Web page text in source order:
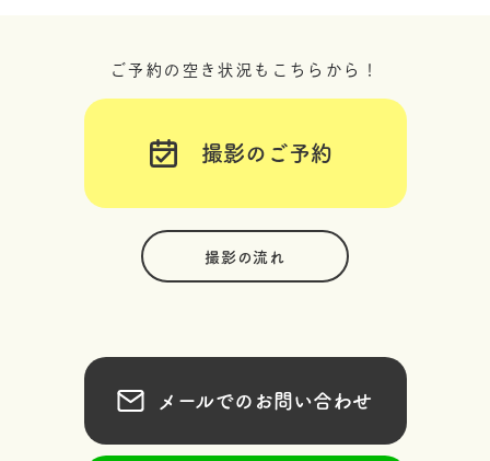
ご予約の空き状況もこちらから！
撮影のご予約
撮影の流れ
メールでのお問い合わせ